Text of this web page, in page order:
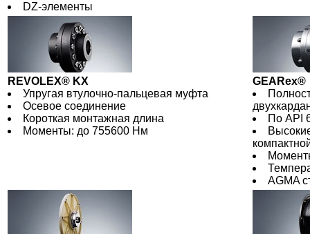
DZ-элементы
REVOLEX® KX
Упругая втулочно-пальцевая муфта
Осевое соединение
Короткая монтажная длина
Моменты: до 755600 Нм
GEARex®
По API
AGMA